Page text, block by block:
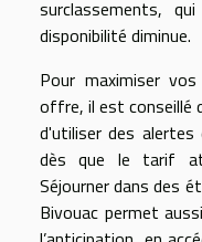
surclassements,
disponibilité diminue.
Pour maximiser
offre, il est conseillé
d'utiliser des
dès que le tarif
Séjourner dans des
Bivouac permet